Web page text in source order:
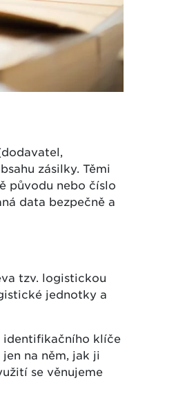
zásilky. Těmi
původu nebo číslo
data bezpečně a
tzv. logistickou
jednotky a
identifikačního klíče
na něm, jak ji
se věnujeme